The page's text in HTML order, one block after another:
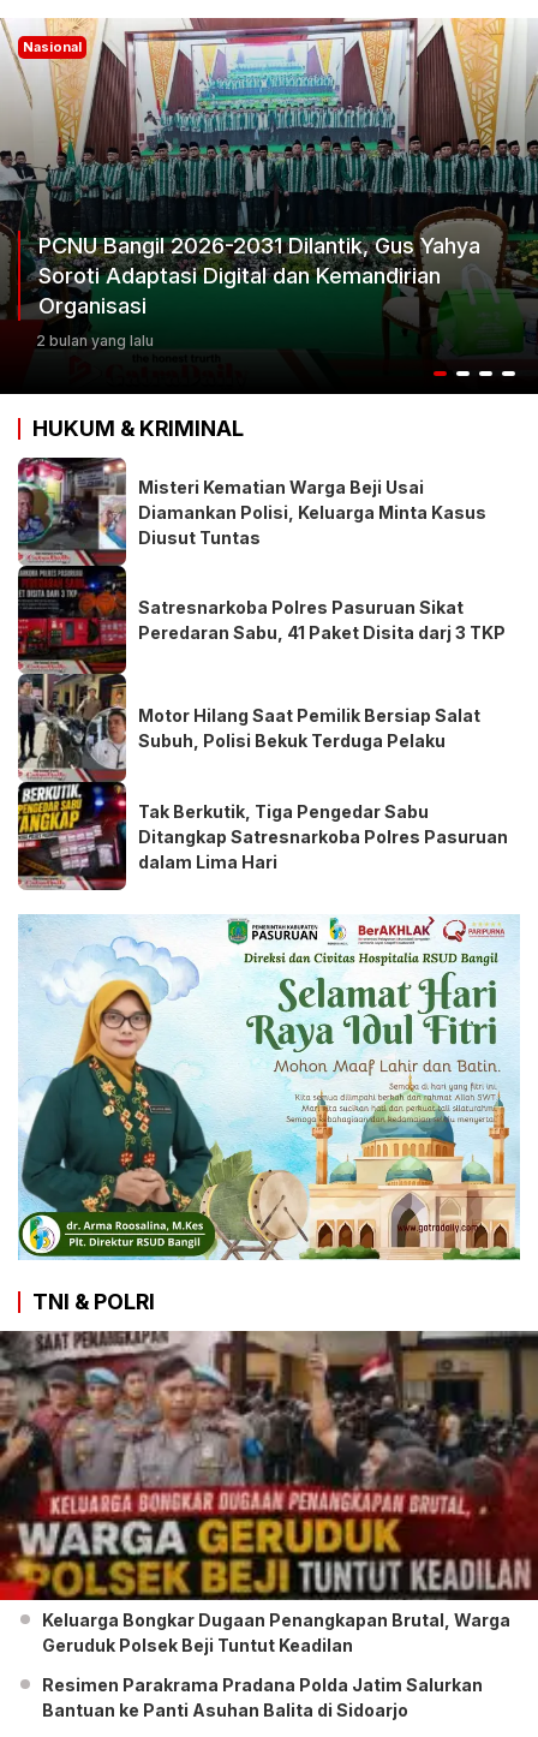
Nasional
Ketum Progib Dorong Rapimwil Jatim
Keputusan Terbaik
3 bulan yang lalu
HUKUM & KRIMINAL
Misteri Kematian Warga Beji Usai
Diamankan Polisi, Keluarga Minta Kasus
Diusut Tuntas
Satresnarkoba Polres Pasuruan Sikat
Peredaran Sabu, 41 Paket Disita darj 3 TKP
Motor Hilang Saat Pemilik Bersiap Salat
Subuh, Polisi Bekuk Terduga Pelaku
Tak Berkutik, Tiga Pengedar Sabu
Ditangkap Satresnarkoba Polres Pasuruan
dalam Lima Hari
TNI & POLRI
Keluarga Bongkar Dugaan Penangkapan Brutal, Warga
Geruduk Polsek Beji Tuntut Keadilan
Resimen Parakrama Pradana Polda Jatim Salurkan
Bantuan ke Panti Asuhan Balita di Sidoarjo